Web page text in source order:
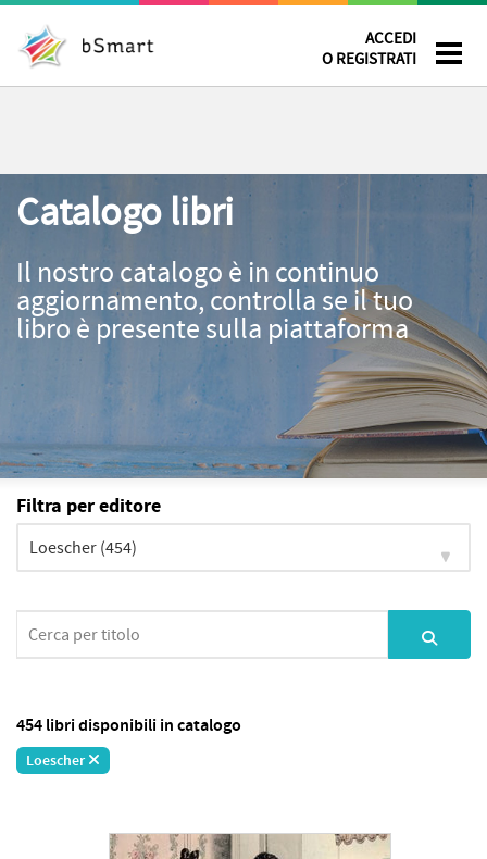
ACCEDI
O REGISTRATI
Catalogo libri
Il nostro catalogo è in continuo
aggiornamento, controlla se il tuo
libro è presente sulla piattaforma
Filtra per editore
454 libri disponibili in catalogo
Loescher